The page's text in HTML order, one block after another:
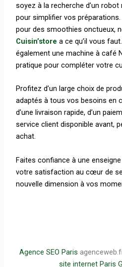
soyez à la recherche d’un
pour simplifier vos préparations.
pour des smoothies onctueux,
Cuisin’store a ce qu’il vous
également une machine à café
pratique pour compléter votre
Profitez d’un large choix de
adaptés à tous vos besoins en
d’une livraison rapide, d’un
service client disponible avant,
achat.
Faites confiance à une
votre satisfaction au cœur de
nouvelle dimension à vos
Agence SEO Paris
site internet Paris